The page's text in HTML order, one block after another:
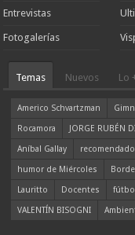
Entrevistas
Fotogalerías
Temas Nuevos Lo
Americo Schvartzman
Rocamora
JORGE RUBÉN
Aníbal Gallay
humor de Miércoles
Lauritto
Docentes
VALENTÍN BISOGNI